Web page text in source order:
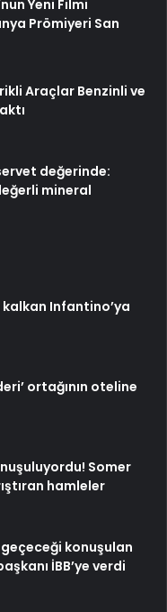
Yeni Filmi
Prömiyeri San
Araçlar Benzinli ve
değerinde:
mineral
kalkan Infantino’ya
ortağının oteline
Somer
hamleler
geçeceği konuşulan
İBB’ye verdi